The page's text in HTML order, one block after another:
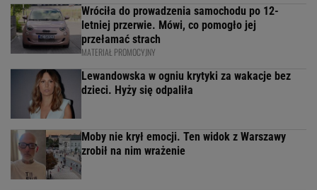
Wróciła do prowadzenia samochodu po 12-
letniej przerwie. Mówi, co pomogło jej
przełamać strach
MATERIAŁ PROMOCYJNY
Lewandowska w ogniu krytyki za wakacje bez
dzieci. Hyży się odpaliła
Moby nie krył emocji. Ten widok z Warszawy
zrobił na nim wrażenie